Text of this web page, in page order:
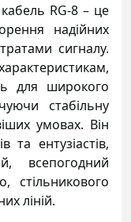
RG-8 – це
надійних
сигналу.
для широкого
стабільну
умовах. Він
та ентузіастів,
всепогодний
стільникового
ліній.